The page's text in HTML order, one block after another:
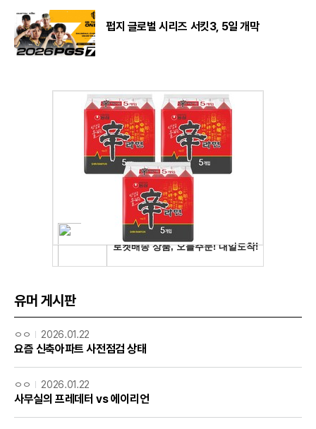
펍지 글로벌 시리즈 서킷3, 5일 개막
유머 게시판
ㅇㅇ 2026.01.22
요즘 신축아파트 사전점검 상태
ㅇㅇ 2026.01.22
사무실의 프레데터 vs 에이리언